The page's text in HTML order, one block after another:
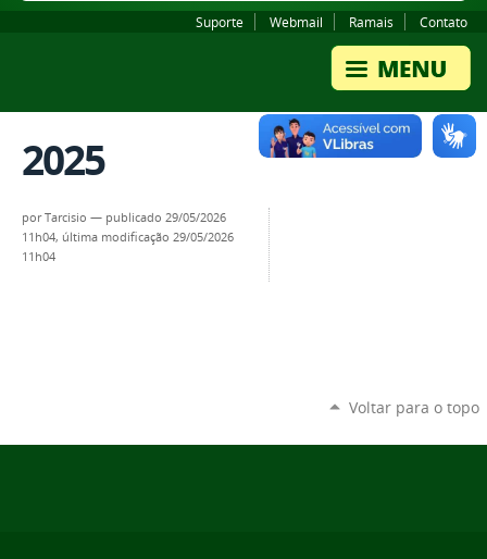
Suporte Webmail Ramais Contato
2025
porTarcisio — publicado 29/05/2026
11h04, última modificação 29/05/2026
11h04
Voltar para o topo